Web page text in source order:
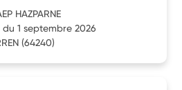
HAZPARNE
1 septembre 2026
(64240)